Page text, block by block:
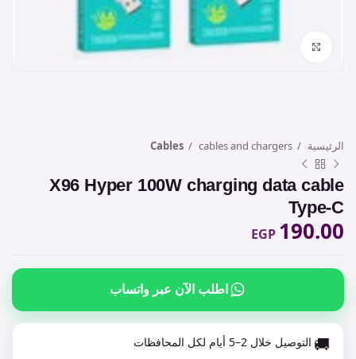
Click to enlarge
الرئيسية cables and chargers
Cables
X96 Hyper 100W charging data cable
Type-C
EGP 190.00
اطلب الآن عبر واتساب
🚚 التوصيل خلال 2–5 أيام لكل المحافظات